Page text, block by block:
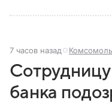
7 часов назад
банка